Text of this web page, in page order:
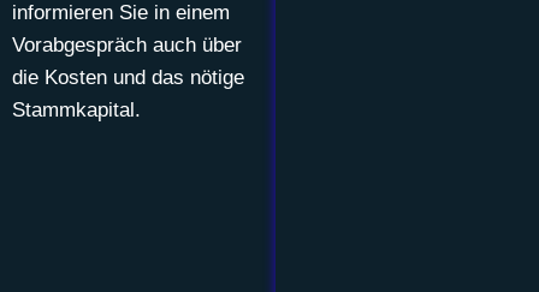
informieren Sie in einem
Vorabgespräch auch über
die Kosten und das nötige
Stammkapital.